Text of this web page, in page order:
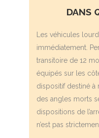
DANS
Les véhicules
immédiatement.
transitoire de 12
équipés sur les
dispositif destiné à
des angles morts
dispositions de
n’est pas